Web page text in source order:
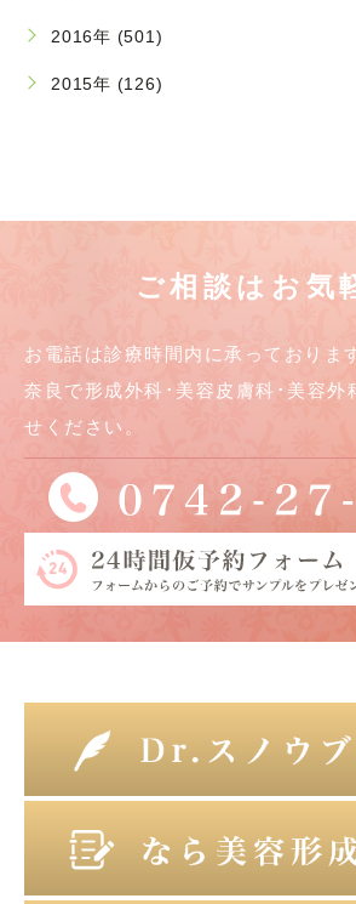
2016年 (501)
2015年 (126)
ご相談はお気
お電話は診療時間内に承っておりま
奈良で形成外科･美容皮膚科･美容外
せください。